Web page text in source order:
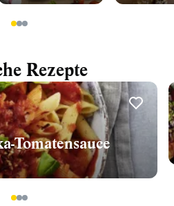
123
Rezepte
Tomatensauce
123